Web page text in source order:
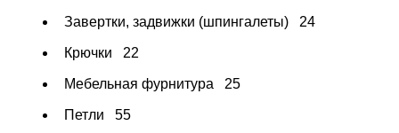
Завертки, задвижки (шпингалеты) 24
Крючки 22
Мебельная фурнитура 25
Петли 55